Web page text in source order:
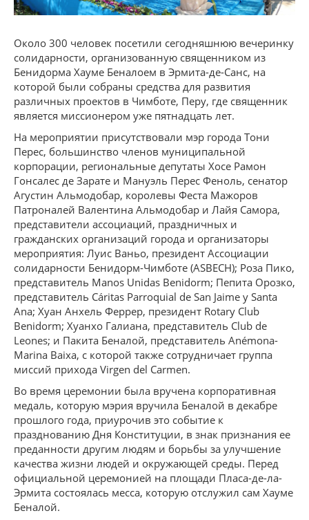
Около 300 человек посетили сегодняшнюю вечеринку
солидарности, организованную священником из
Бенидорма Хауме Беналоем в Эрмита-де-Санс, на
которой были собраны средства для развития
различных проектов в Чимботе, Перу, где священник
является миссионером уже пятнадцать лет.
На мероприятии присутствовали мэр города Тони
Перес, большинство членов муниципальной
корпорации, региональные депутаты Хосе Рамон
Гонсалес де Зарате и Мануэль Перес Феноль, сенатор
Агустин Альмодобар, королевы Феста Мажоров
Патроналей Валентина Альмодобар и Лайя Самора,
представители ассоциаций, праздничных и
гражданских организаций города и организаторы
мероприятия: Луис Ваньо, президент Ассоциации
солидарности Бенидорм-Чимботе (ASBECH); Роза Пико,
представитель Manos Unidas Benidorm; Пепита Орозко,
представитель Cáritas Parroquial de San Jaime y Santa
Ana; Хуан Анхель Феррер, президент Rotary Club
Benidorm; Хуанхо Галиана, представитель Club de
Leones; и Пакита Беналой, представитель Anémona-
Marina Baixa, с которой также сотрудничает группа
миссий прихода Virgen del Carmen.
Во время церемонии была вручена корпоративная
медаль, которую мэрия вручила Беналой в декабре
прошлого года, приурочив это событие к
празднованию Дня Конституции, в знак признания ее
преданности другим людям и борьбы за улучшение
качества жизни людей и окружающей среды. Перед
официальной церемонией на площади Пласа-де-ла-
Эрмита состоялась месса, которую отслужил сам Хауме
Беналой.